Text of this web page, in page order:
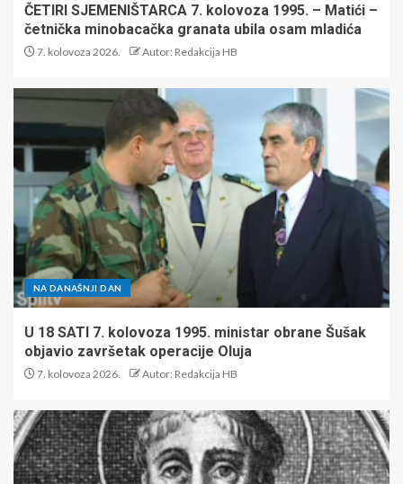
ČETIRI SJEMENIŠTARCA 7. kolovoza 1995. – Matići –
četnička minobacačka granata ubila osam mladića
7. kolovoza 2026. Autor: Redakcija HB
NA DANAŠNJI DAN
U 18 SATI 7. kolovoza 1995. ministar obrane Šušak
objavio završetak operacije Oluja
7. kolovoza 2026. Autor: Redakcija HB